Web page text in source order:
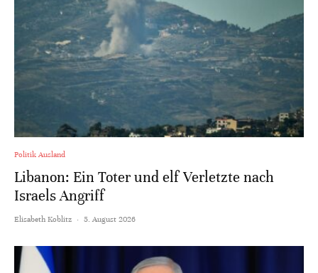
Politik Ausland
Libanon: Ein Toter und elf Verletzte nach
Israels Angriff
Elisabeth Koblitz · 5. August 2026